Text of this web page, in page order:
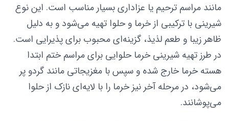
مانند مراسم ترحیم یا عزاداری بسیار مناسب است. این نوع
شیرینی با ترکیبی از خرما و حلوا تهیه می‌شود و به دلیل
ظاهر زیبا و طعم لذیذ، گزینه‌ای محبوب برای پذیرایی است.
در طرز تهیه شیرینی خرما حلوایی برای مراسم ختم ابتدا
هسته خرما خارج شده و سپس با مغزیجاتی مانند گردو پر
می‌شود، در مرحله آخر نیز خرما را با لایه‌ای نازک از حلوا
می‌پوشانند.